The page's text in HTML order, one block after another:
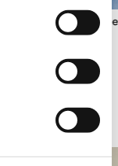
Blouse en viscose